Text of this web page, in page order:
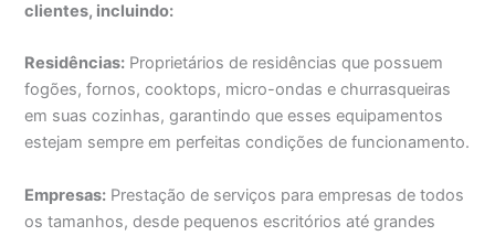
clientes, incluindo:
Residências: Proprietários de residências que possuem
fogões, fornos, cooktops, micro-ondas e churrasqueiras
em suas cozinhas, garantindo que esses equipamentos
estejam sempre em perfeitas condições de funcionamento.
Empresas: Prestação de serviços para empresas de todos
os tamanhos, desde pequenos escritórios até grandes